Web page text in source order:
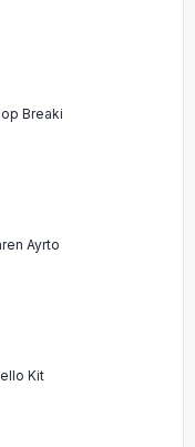
Breaki
Ayrto
Kit